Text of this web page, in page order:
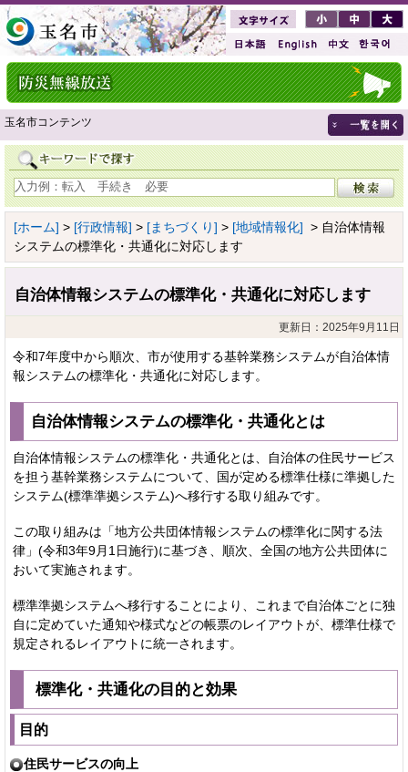
玉名市コンテンツ
[ホーム] > [行政情報] > [まちづくり] > [地域情報化] > 自治体情報
システムの標準化・共通化に対応します
自治体情報システムの標準化・共通化に対応します
更新日：2025年9月11日
令和7年度中から順次、市が使用する基幹業務システムが自治体情
報システムの標準化・共通化に対応します。
自治体情報システムの標準化・共通化とは
自治体情報システムの標準化・共通化とは、自治体の住民サービス
を担う基幹業務システムについて、国が定める標準仕様に準拠した
システム(標準準拠システム)へ移行する取り組みです。
この取り組みは「地方公共団体情報システムの標準化に関する法
律」(令和3年9月1日施行)に基づき、順次、全国の地方公共団体に
おいて実施されます。
標準準拠システムへ移行することにより、これまで自治体ごとに独
自に定めていた通知や様式などの帳票のレイアウトが、標準仕様で
規定されるレイアウトに統一されます。
標準化・共通化の目的と効果
目的
住民サービスの向上